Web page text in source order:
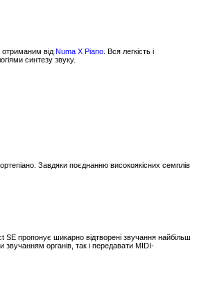
отриманим від Numa X Piano . Вся легкість і
синтезу звуку.
Завдяки поєднанню високоякісних семплів
пропонує шикарно відтворені звучання найбільш
органів, так і передавати MIDI-